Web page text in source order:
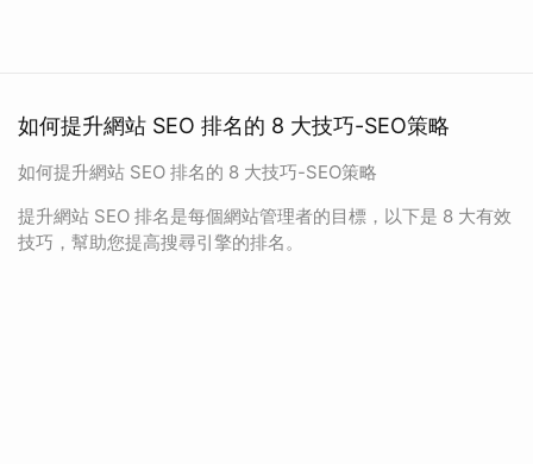
如何提升網站 SEO 排名的 8 大技巧-SEO策略
如何提升網站 SEO 排名的 8 大技巧-SEO策略
提升網站 SEO 排名是每個網站管理者的目標，以下是 8 大有效
技巧，幫助您提高搜尋引擎的排名。